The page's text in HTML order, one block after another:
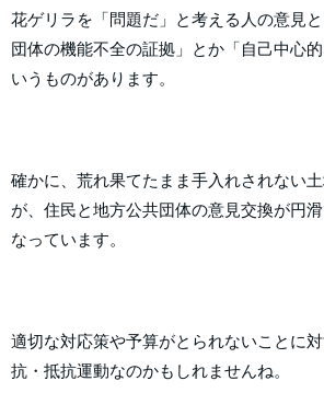
花ゲリラを「問題だ」と考える人の意見
団体の機能不全の証拠」とか「自己中心
いうものがあります。
確かに、荒れ果てたまま手入れされない
が、住民と地方公共団体の意見交換が円
なっています。
適切な対応策や予算がとられないことに
抗・抵抗運動なのかもしれませんね。